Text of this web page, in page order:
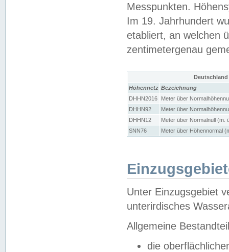
Messpunkten.
Im 19. Jahrhundert
etabliert, an welchen
zentimetergenau
Höhennetz Bezeichnung
DHHN2016
Meter über
DHHN92
Meter über
DHHN12
Meter über Normalnull (m.
SNN76
Meter über Höhennormal
Unter Einzugsgebiet
unterirdisches
Allgemeine
die